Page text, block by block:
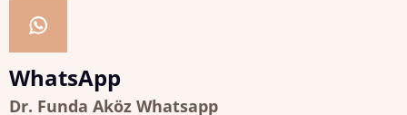
WhatsApp
Dr. Funda Aköz Whatsapp